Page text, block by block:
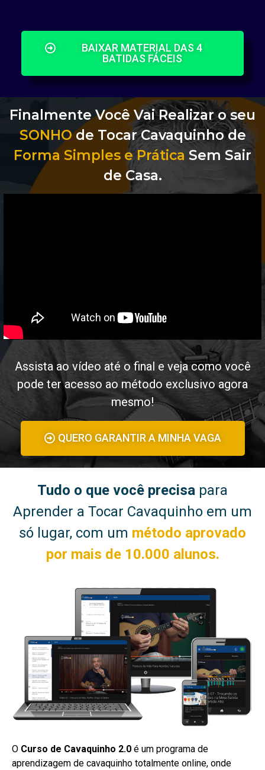
BAIXAR MATERIAL DAS 4
BATIDAS FÁCEIS
Finalmente Você Vai Realizar o seu
SONHOde Tocar Cavaquinho de
Forma Simples e Prática Sem Sair
de Casa.
Assista ao vídeo até o final e veja como você
pode ter acesso ao método exclusivo agora
mesmo!
QUERO GARANTIR A MINHA VAGA
Tudo o que você precisa para
Aprender a Tocar Cavaquinho em um
só lugar, com um método aprovado
por mais de 10.000 alunos.
O Curso de Cavaquinho 2.0 é um programa de
aprendizagem de cavaquinho totalmente online, onde